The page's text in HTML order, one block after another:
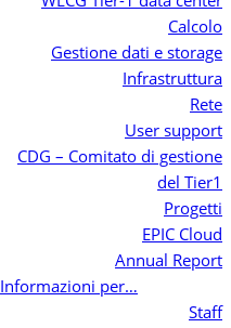
Calcolo
Gestione dati e storage
Infrastruttura
Rete
User support
CDG – Comitato di gestione
del Tier1
Progetti
EPIC Cloud
Annual Report
Informazioni per…
Staff